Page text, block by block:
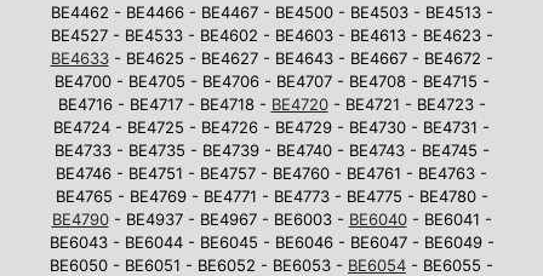
BE4462 - BE4466 - BE4467 - BE4500 - BE4503 - BE4513 -
BE4527 - BE4533 - BE4602 - BE4603 - BE4613 - BE4623 -
BE4633- BE4625 - BE4627 - BE4643 - BE4667 - BE4672 -
BE4700 - BE4705 - BE4706 - BE4707 - BE4708 - BE4715 -
BE4716 - BE4717 - BE4718 - BE4720- BE4721 - BE4723 -
BE4724 - BE4725 - BE4726 - BE4729 - BE4730 - BE4731 -
BE4733 - BE4735 - BE4739 - BE4740 - BE4743 - BE4745 -
BE4746 - BE4751 - BE4757 - BE4760 - BE4761 - BE4763 -
BE4765 - BE4769 - BE4771 - BE4773 - BE4775 - BE4780 -
BE4790- BE4937 - BE4967 - BE6003 - BE6040- BE6041 -
BE6043 - BE6044 - BE6045 - BE6046 - BE6047 - BE6049 -
BE6050 - BE6051 - BE6052 - BE6053 - BE6054 - BE6055 -